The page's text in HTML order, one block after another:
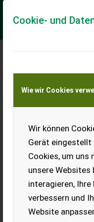
Cookie- und
Wie wir Cookies
Wir können
Gerät eingestellt
Cookies, um uns
unsere Websites
interagieren,
verbessern und
Website
Meine
Transport von